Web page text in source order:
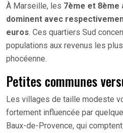
À Marseille, les 7ème et
dominent avec
euros. Ces quartiers Sud
populations aux revenus les
phocéenne.
Petites communes
Les villages de taille modeste
fortement influencée par
Baux-de-Provence, qui